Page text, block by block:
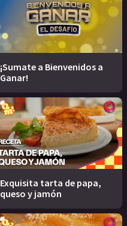
¡Sumate a Bienvenidos a
Ganar!
Exquisita tarta de papa,
queso y jamón